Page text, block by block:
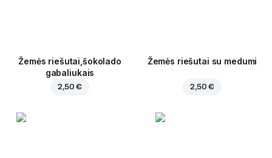
Žemės riešutai,šokolado
gabaliukais
2,50 €
Žemės riešutai su medumi
2,50 €